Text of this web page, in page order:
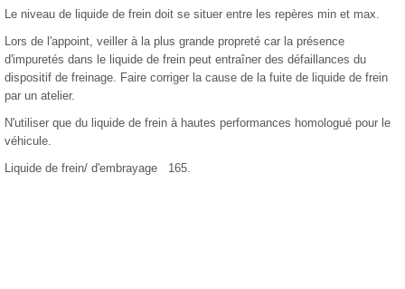
Le niveau de liquide de frein doit se situer entre les repères min et max.
Lors de l'appoint, veiller à la plus grande propreté car la présence
d'impuretés dans le liquide de frein peut entraîner des défaillances du
dispositif de freinage. Faire corriger la cause de la fuite de liquide de frein
par un atelier.
N'utiliser que du liquide de frein à hautes performances homologué pour le
véhicule.
Liquide de frein/ d'embrayage 165.